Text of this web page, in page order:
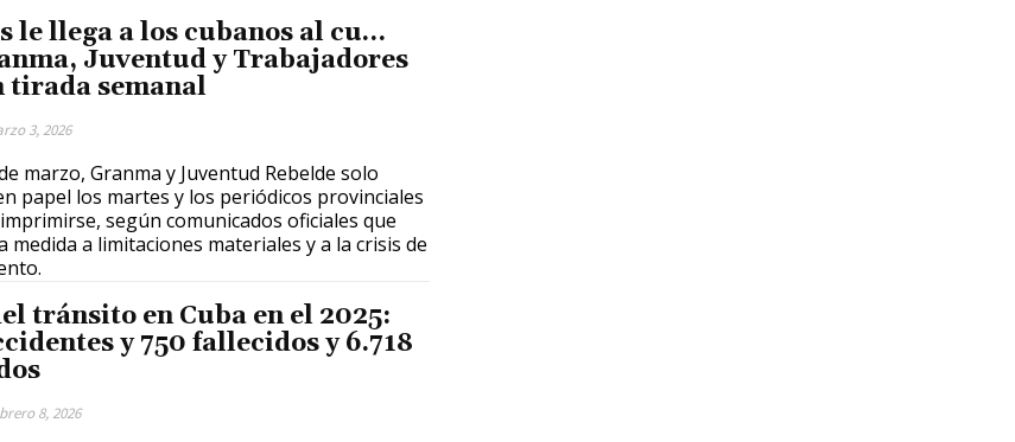
le llega a los cubanos al cu…
Juventud y Trabajadores
tirada semanal
3, 2026
marzo, Granma y Juventud Rebelde solo
papel los martes y los periódicos provinciales
según comunicados oficiales que
medida a limitaciones materiales y a la crisis de
tránsito en Cuba en el 2025:
y 750 fallecidos y 6.718
8, 2026